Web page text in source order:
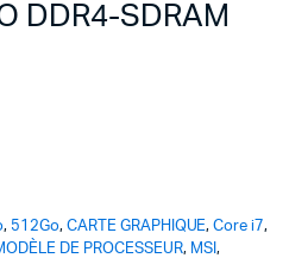
DDR4-SDRAM
, 512Go, CARTE GRAPHIQUE,Core i7,
DE PROCESSEUR, MSI ,